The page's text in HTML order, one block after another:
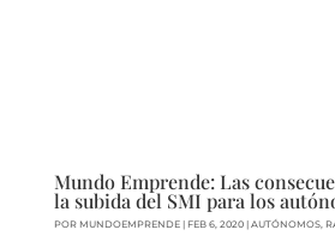
Mundo Emprende: Las
la subida del SMI para los
POR MUNDOEMPRENDE| FEB 6, 2020| AUTÓNOMOS,